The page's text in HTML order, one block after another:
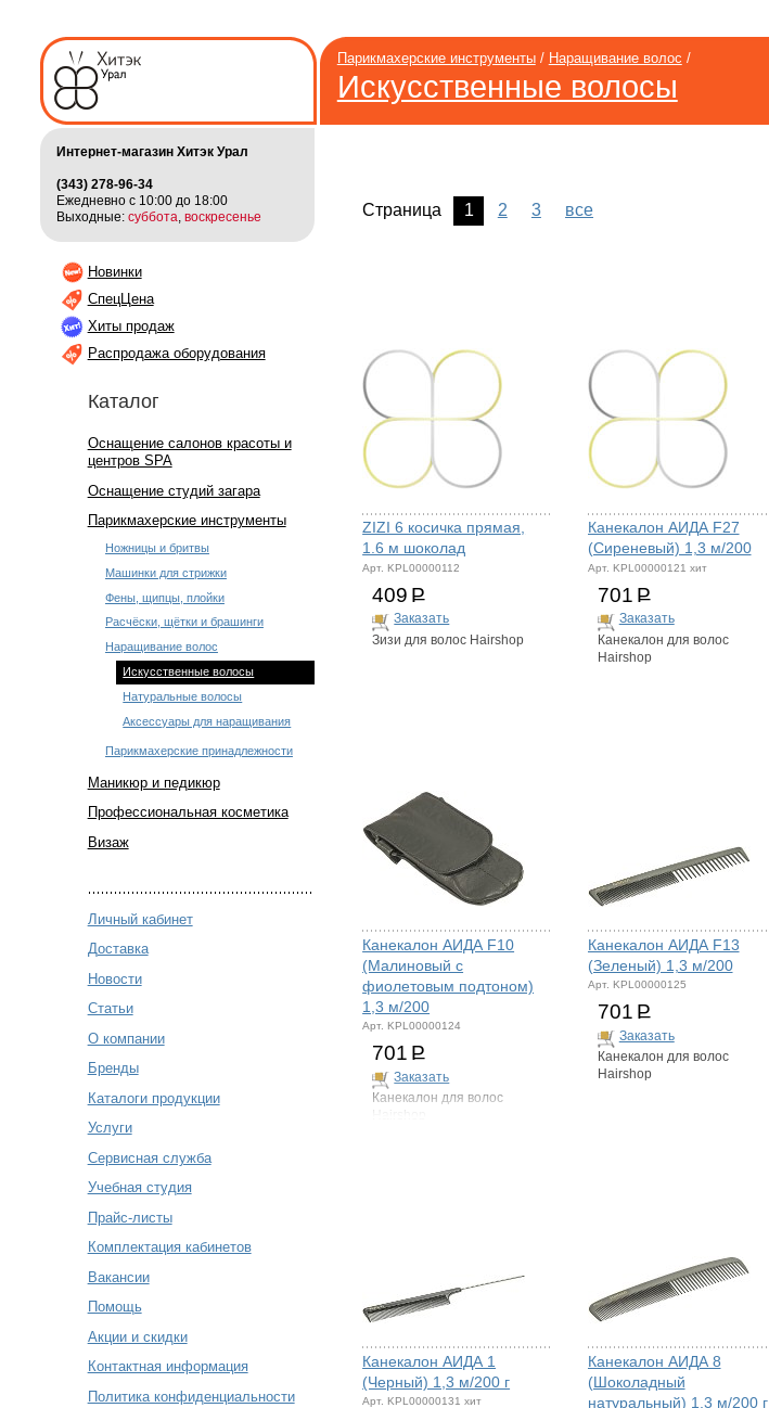
Парикмахерские инструменты/ Наращивание волос /
Искусственные волосы
Интернет-магазин Хитэк Урал
(343) 278-96-34
Ежедневно с 10:00 до 18:00
Выходные: суббота воскресенье
Новинки
СпецЦена
Хиты продаж
Распродажа оборудования
Каталог
Оснащение салонов красоты и
центров SPA
Оснащение студий загара
Парикмахерские инструменты
Ножницы и бритвы
Машинки для стрижки
Фены, щипцы, плойки
Расчёски, щётки и брашинги
Наращивание волос
Искусственные волосы
Натуральные волосы
Аксессуары для наращивания
Парикмахерские принадлежности
Маникюр и педикюр
Профессиональная косметика
Визаж
Личный кабинет
Доставка
Новости
Статьи
О компании
Бренды
Каталоги продукции
Услуги
Сервисная служба
Учебная студия
Прайс-листы
Комплектация кабинетов
Вакансии
Помощь
Акции и скидки
Контактная информация
Политика конфиденциальности
Страница 1 2 3 все
ZIZI 6 косичка прямая,
1.6 м шоколад
Арт. KPL00000112
409 Р
Заказать
Зизи для волос Hairshop
Канекалон АИДА F27
(Сиреневый) 1,3 м/200
Арт. KPL00000121 хит
701 Р
Заказать
Канекалон для волос
Hairshop
Канекалон АИДА F10
(Малиновый с
фиолетовым подтоном)
1,3 м/200
Арт. KPL00000124
701 Р
Заказать
Канекалон для волос
Канекалон АИДА F13
(Зеленый) 1,3 м/200
Арт. KPL00000125
701 Р
Заказать
Канекалон для волос
Hairshop
Канекалон АИДА 1
(Черный) 1,3 м/200 г
Арт. KPL00000131 хит
Канекалон АИДА 8
(Шоколадный
натуральный) 1,3 м/200 г